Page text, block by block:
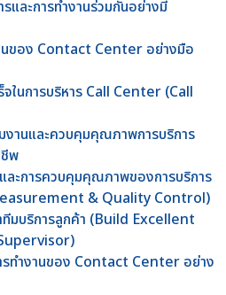
ละการทำงานร่วมกันอย่างมี
นของ Contact Center อย่างมือ
ในการบริหาร Call Center (Call
งานและควบคุมคุณภาพการบริการ
พ
ละการควบคุมคุณภาพของการบริการ
& Quality Control)
มบริการลูกค้า (Build Excellent
รทำงานของ Contact Center อย่าง